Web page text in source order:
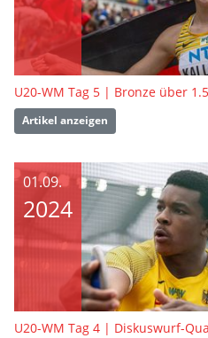
Artikel anzeigen
01.09.
2024
U20-WM Tag 4 | Diskuswurf-